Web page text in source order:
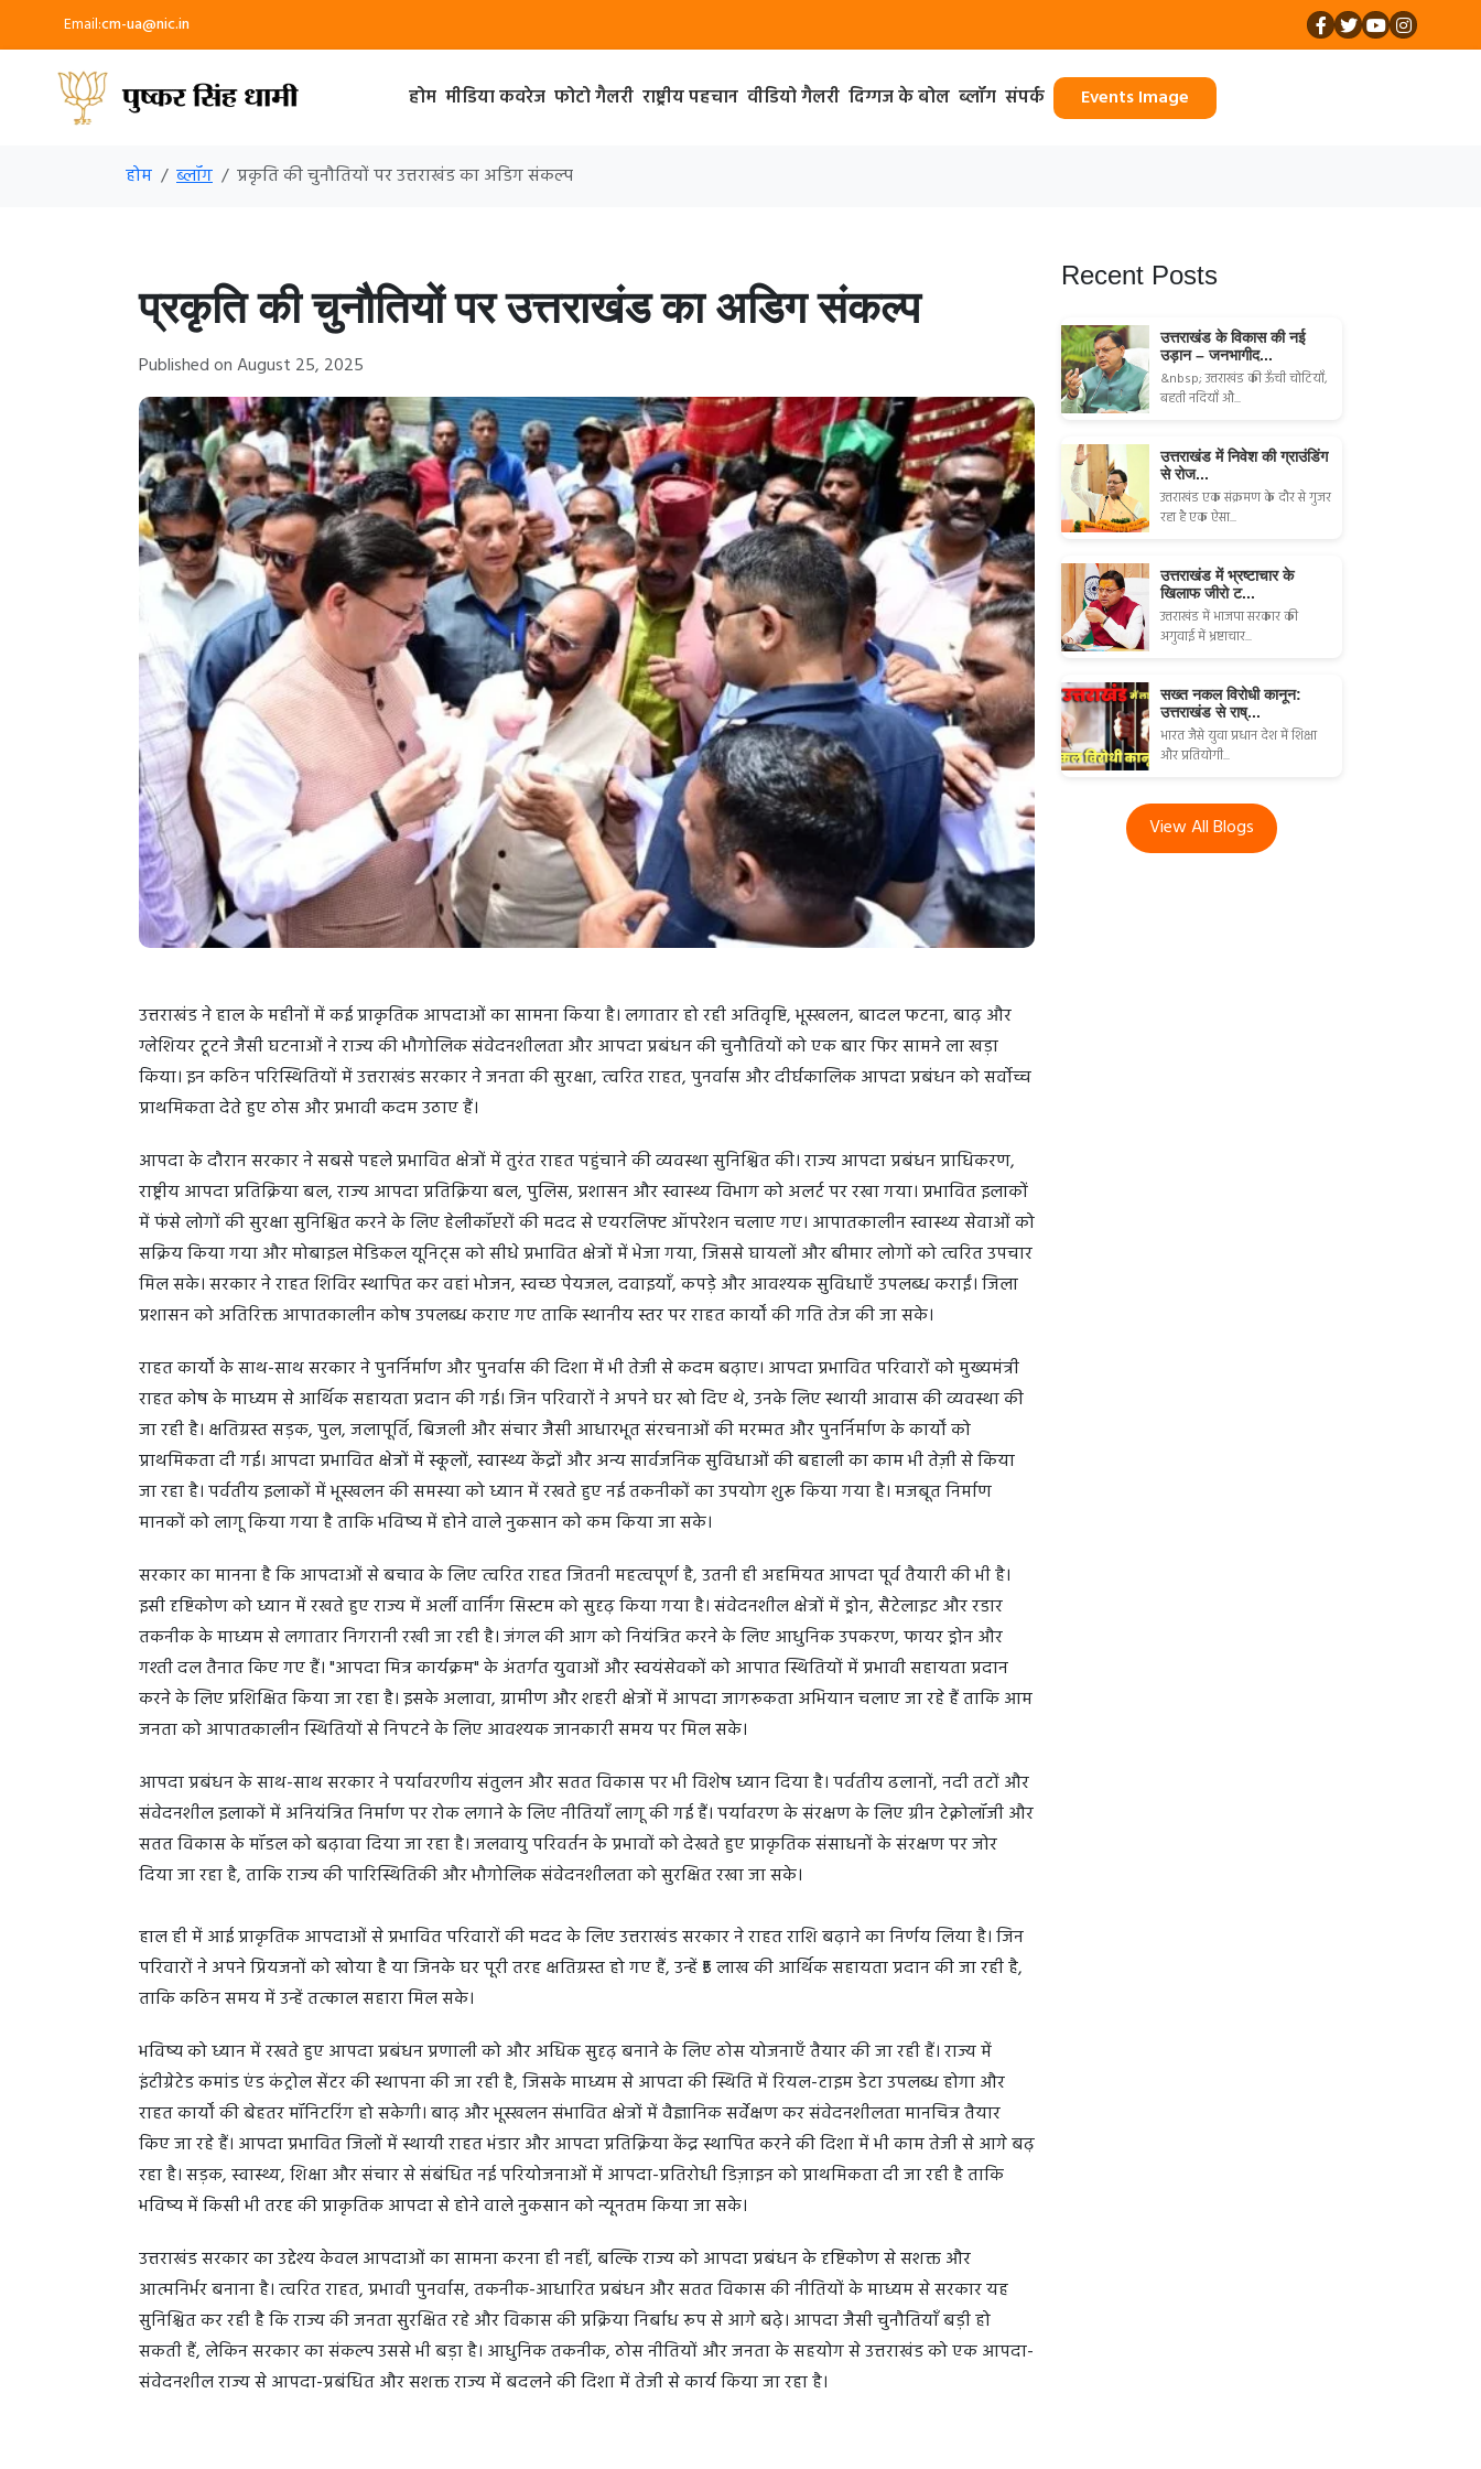
Email:cm-ua@nic.in
होम मीडिया कवरेज फोटो गैलरी राष्ट्रीय पहचान वीडियो गैलरी दिग्गज के बोल ब्लॉग संपर्क Events Image
होम ब्लॉग प्रकृति की चुनौतियों पर उत्तराखंड का अडिग संकल्प
प्रकृति की चुनौतियों पर उत्तराखंड का अडिग संकल्प
Published on August 25, 2025
उत्तराखंड ने हाल के महीनों में कई प्राकृतिक आपदाओं का सामना किया है। लगातार हो रही अतिवृष्टि, भूस्खलन, बादल फटना, बाढ़ और
ग्लेशियर टूटने जैसी घटनाओं ने राज्य की भौगोलिक संवेदनशीलता और आपदा प्रबंधन की चुनौतियों को एक बार फिर सामने ला खड़ा
किया। इन कठिन परिस्थितियों में उत्तराखंड सरकार ने जनता की सुरक्षा, त्वरित राहत, पुनर्वास और दीर्घकालिक आपदा प्रबंधन को सर्वोच्च
प्राथमिकता देते हुए ठोस और प्रभावी कदम उठाए हैं।
आपदा के दौरान सरकार ने सबसे पहले प्रभावित क्षेत्रों में तुरंत राहत पहुंचाने की व्यवस्था सुनिश्चित की। राज्य आपदा प्रबंधन प्राधिकरण,
राष्ट्रीय आपदा प्रतिक्रिया बल, राज्य आपदा प्रतिक्रिया बल, पुलिस, प्रशासन और स्वास्थ्य विभाग को अलर्ट पर रखा गया। प्रभावित इलाकों
में फंसे लोगों की सुरक्षा सुनिश्चित करने के लिए हेलीकॉप्टरों की मदद से एयरलिफ्ट ऑपरेशन चलाए गए। आपातकालीन स्वास्थ्य सेवाओं को
सक्रिय किया गया और मोबाइल मेडिकल यूनिट्स को सीधे प्रभावित क्षेत्रों में भेजा गया, जिससे घायलों और बीमार लोगों को त्वरित उपचार
मिल सके। सरकार ने राहत शिविर स्थापित कर वहां भोजन, स्वच्छ पेयजल, दवाइयाँ, कपड़े और आवश्यक सुविधाएँ उपलब्ध कराईं। जिला
प्रशासन को अतिरिक्त आपातकालीन कोष उपलब्ध कराए गए ताकि स्थानीय स्तर पर राहत कार्यों की गति तेज की जा सके।
राहत कार्यों के साथ-साथ सरकार ने पुनर्निर्माण और पुनर्वास की दिशा में भी तेजी से कदम बढ़ाए। आपदा प्रभावित परिवारों को मुख्यमंत्री
राहत कोष के माध्यम से आर्थिक सहायता प्रदान की गई। जिन परिवारों ने अपने घर खो दिए थे, उनके लिए स्थायी आवास की व्यवस्था की
जा रही है। क्षतिग्रस्त सड़क, पुल, जलापूर्ति, बिजली और संचार जैसी आधारभूत संरचनाओं की मरम्मत और पुनर्निर्माण के कार्यों को
प्राथमिकता दी गई। आपदा प्रभावित क्षेत्रों में स्कूलों, स्वास्थ्य केंद्रों और अन्य सार्वजनिक सुविधाओं की बहाली का काम भी तेज़ी से किया
जा रहा है। पर्वतीय इलाकों में भूस्खलन की समस्या को ध्यान में रखते हुए नई तकनीकों का उपयोग शुरू किया गया है। मजबूत निर्माण
मानकों को लागू किया गया है ताकि भविष्य में होने वाले नुकसान को कम किया जा सके।
सरकार का मानना है कि आपदाओं से बचाव के लिए त्वरित राहत जितनी महत्वपूर्ण है, उतनी ही अहमियत आपदा पूर्व तैयारी की भी है।
इसी दृष्टिकोण को ध्यान में रखते हुए राज्य में अर्ली वार्निंग सिस्टम को सुदृढ़ किया गया है। संवेदनशील क्षेत्रों में ड्रोन, सैटेलाइट और रडार
तकनीक के माध्यम से लगातार निगरानी रखी जा रही है। जंगल की आग को नियंत्रित करने के लिए आधुनिक उपकरण, फायर ड्रोन और
गश्ती दल तैनात किए गए हैं। "आपदा मित्र कार्यक्रम" के अंतर्गत युवाओं और स्वयंसेवकों को आपात स्थितियों में प्रभावी सहायता प्रदान
करने के लिए प्रशिक्षित किया जा रहा है। इसके अलावा, ग्रामीण और शहरी क्षेत्रों में आपदा जागरूकता अभियान चलाए जा रहे हैं ताकि आम
जनता को आपातकालीन स्थितियों से निपटने के लिए आवश्यक जानकारी समय पर मिल सके।
आपदा प्रबंधन के साथ-साथ सरकार ने पर्यावरणीय संतुलन और सतत विकास पर भी विशेष ध्यान दिया है। पर्वतीय ढलानों, नदी तटों और
संवेदनशील इलाकों में अनियंत्रित निर्माण पर रोक लगाने के लिए नीतियाँ लागू की गई हैं। पर्यावरण के संरक्षण के लिए ग्रीन टेक्नोलॉजी और
सतत विकास के मॉडल को बढ़ावा दिया जा रहा है। जलवायु परिवर्तन के प्रभावों को देखते हुए प्राकृतिक संसाधनों के संरक्षण पर जोर
दिया जा रहा है, ताकि राज्य की पारिस्थितिकी और भौगोलिक संवेदनशीलता को सुरक्षित रखा जा सके।
हाल ही में आई प्राकृतिक आपदाओं से प्रभावित परिवारों की मदद के लिए उत्तराखंड सरकार ने राहत राशि बढ़ाने का निर्णय लिया है। जिन
परिवारों ने अपने प्रियजनों को खोया है या जिनके घर पूरी तरह क्षतिग्रस्त हो गए हैं, उन्हें ₹5 लाख की आर्थिक सहायता प्रदान की जा रही है,
ताकि कठिन समय में उन्हें तत्काल सहारा मिल सके।
भविष्य को ध्यान में रखते हुए आपदा प्रबंधन प्रणाली को और अधिक सुदृढ़ बनाने के लिए ठोस योजनाएँ तैयार की जा रही हैं। राज्य में
इंटीग्रेटेड कमांड एंड कंट्रोल सेंटर की स्थापना की जा रही है, जिसके माध्यम से आपदा की स्थिति में रियल-टाइम डेटा उपलब्ध होगा और
राहत कार्यों की बेहतर मॉनिटरिंग हो सकेगी। बाढ़ और भूस्खलन संभावित क्षेत्रों में वैज्ञानिक सर्वेक्षण कर संवेदनशीलता मानचित्र तैयार
किए जा रहे हैं। आपदा प्रभावित जिलों में स्थायी राहत भंडार और आपदा प्रतिक्रिया केंद्र स्थापित करने की दिशा में भी काम तेजी से आगे बढ़
रहा है। सड़क, स्वास्थ्य, शिक्षा और संचार से संबंधित नई परियोजनाओं में आपदा-प्रतिरोधी डिज़ाइन को प्राथमिकता दी जा रही है ताकि
भविष्य में किसी भी तरह की प्राकृतिक आपदा से होने वाले नुकसान को न्यूनतम किया जा सके।
उत्तराखंड सरकार का उद्देश्य केवल आपदाओं का सामना करना ही नहीं, बल्कि राज्य को आपदा प्रबंधन के दृष्टिकोण से सशक्त और
आत्मनिर्भर बनाना है। त्वरित राहत, प्रभावी पुनर्वास, तकनीक-आधारित प्रबंधन और सतत विकास की नीतियों के माध्यम से सरकार यह
सुनिश्चित कर रही है कि राज्य की जनता सुरक्षित रहे और विकास की प्रक्रिया निर्बाध रूप से आगे बढ़े। आपदा जैसी चुनौतियाँ बड़ी हो
सकती हैं, लेकिन सरकार का संकल्प उससे भी बड़ा है। आधुनिक तकनीक, ठोस नीतियों और जनता के सहयोग से उत्तराखंड को एक आपदा-
संवेदनशील राज्य से आपदा-प्रबंधित और सशक्त राज्य में बदलने की दिशा में तेजी से कार्य किया जा रहा है।
Recent Posts
उत्तराखंड के विकास की नई
उड़ान – जनभागीद...
&nbsp; उत्तराखंड की ऊँची चोटियाँ,
बहती नदियाँ औ...
उत्तराखंड में निवेश की ग्राउंडिंग
से रोज...
उत्तराखंड एक संक्रमण के दौर से गुजर
रहा है एक ऐसा...
उत्तराखंड में भ्रष्टाचार के
खिलाफ जीरो ट...
उत्तराखंड में भाजपा सरकार की
अगुवाई में भ्रष्टाचार...
सख्त नकल विरोधी कानून:
उत्तराखंड से राष्...
भारत जैसे युवा प्रधान देश में शिक्षा
और प्रतियोगी...
View All Blogs